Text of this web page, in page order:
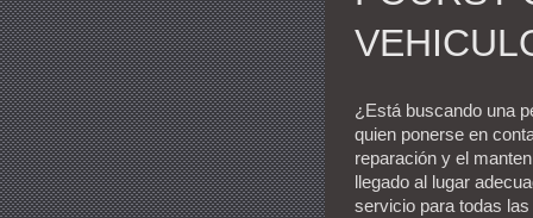
¿Está buscando una
quien ponerse en
reparación y el
llegado al lugar
servicio para todas